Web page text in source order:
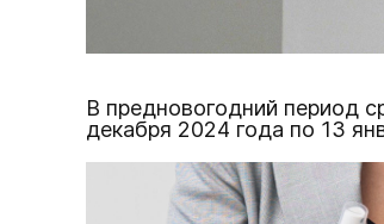
В предновогодний период
декабря 2024 года по 13